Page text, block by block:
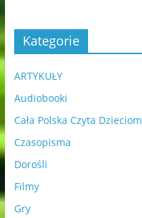
Kategorie
ARTYKUŁY
Audiobooki
Cała Polska Czyta Dzieciom
Czasopisma
Dorośli
Filmy
Gry